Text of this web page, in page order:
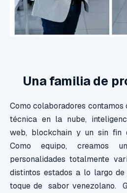
Una familia de
Como colaboradores
técnica en la nube,
web, blockchain y un sin fin
Como equipo, creamos
personalidades totalmente
distintos estados a lo largo
toque de sabor venezolano.